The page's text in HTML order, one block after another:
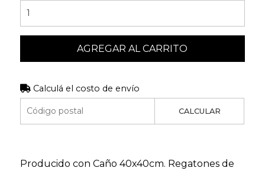
AGREGAR AL CARRITO
Calculá el costo de envío
CALCULAR
Producido con Caño 40x40cm. Regatones de